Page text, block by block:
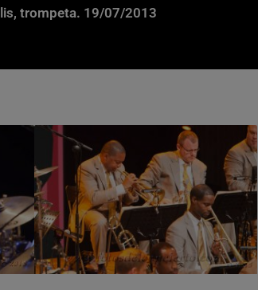
trompeta. 19/07/2013